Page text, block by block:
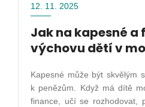
12. 11. 2025
Jak na kapesné a
výchovu dětí v
Kapesné může být skvělým
k penězům. Když má dítě
finance, učí se rozhodovat,